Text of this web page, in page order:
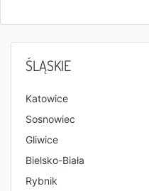
ŚLĄSKIE
Katowice
Sosnowiec
Gliwice
Bielsko-Biała
Rybnik